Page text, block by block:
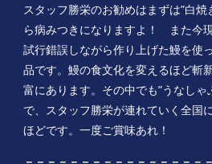
スタッフ勝栄のお勧めはまずは”白
ら病みつきになりますよ！ また今
試行錯誤しながら作り上げた鰻を使
品です。鰻の食文化を変えるほど斬
富にあります。その中でも”うなしゃ
で、スタッフ勝栄が連れていく全国
ほどです。一度ご賞味あれ！